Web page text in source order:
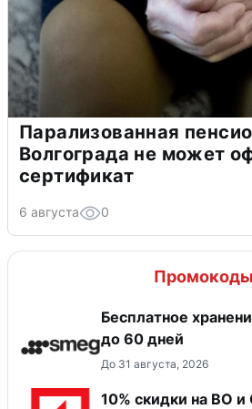
Парализованная
Волгограда не может
сертификат
6 августа 0
Промокоды
Бесплатное
до 60 дней
До 31 августа, 2026
10% скидки на ВО